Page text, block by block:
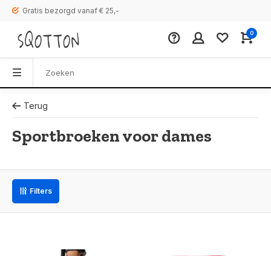
Gratis bezorgd vanaf € 25,-
0
Terug
Sportbroeken voor dames
Filters